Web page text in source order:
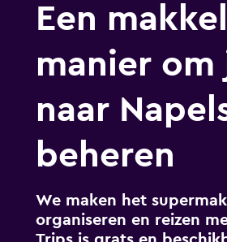
Een
manier
naar
beheren
We maken het
organiseren en reizen